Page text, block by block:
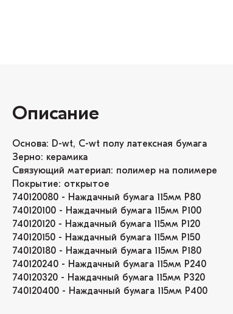
Описание
Основа: D-wt, C-wt полу латексная бумага
Зерно: керамика
Связующий материал: полимер на полимере
Покрытие: открытое
740120080 - Наждачный бумага 115мм P80
740120100 - Наждачный бумага 115мм P100
740120120 - Наждачный бумага 115мм P120
740120150 - Наждачный бумага 115мм P150
740120180 - Наждачный бумага 115мм P180
740120240 - Наждачный бумага 115мм P240
740120320 - Наждачный бумага 115мм P320
740120400 - Наждачный бумага 115мм P400